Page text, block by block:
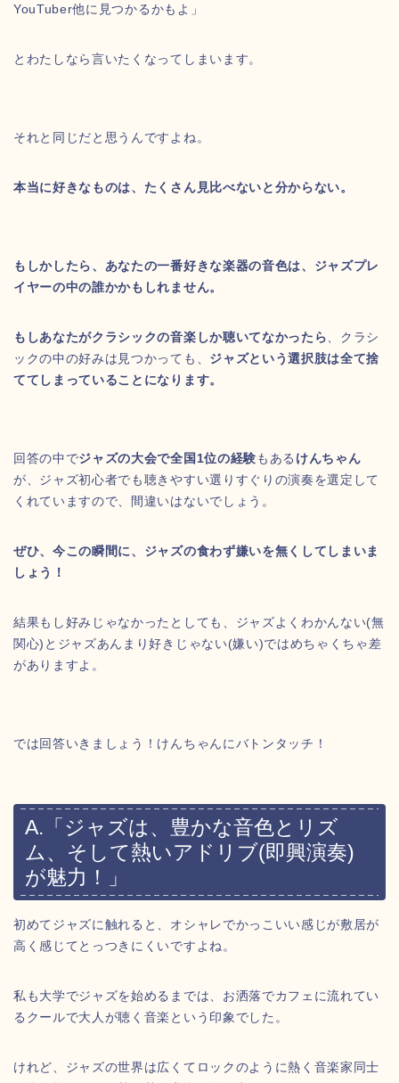
YouTuber他に見つかるかもよ」
とわたしなら言いたくなってしまいます。
それと同じだと思うんですよね。
本当に好きなものは、たくさん見比べないと分からない。
もしかしたら、あなたの一番好きな楽器の音色は、ジャズプレ
イヤーの中の誰かかもしれません。
もしあなたがクラシックの音楽しか聴いてなかったら、クラシ
ックの中の好みは見つかっても、 ジャズという選択肢は全て捨
ててしまっていることになります。
回答の中でジャズの大会で全国1位の経験 もある けんちゃん
が、ジャズ初心者でも聴きやすい選りすぐりの演奏を選定して
くれていますので、間違いはないでしょう。
ぜひ、今この瞬間に、ジャズの食わず嫌いを無くしてしまいま
しょう！
結果もし好みじゃなかったとしても、ジャズよくわかんない(無
関心)とジャズあんまり好きじゃない(嫌い)ではめちゃくちゃ差
がありますよ。
では回答いきましょう！けんちゃんにバトンタッチ！
A.「ジャズは、豊かな音色とリズ
ム、そして熱いアドリブ(即興演奏)
が魅力！」
初めてジャズに触れると、オシャレでかっこいい感じが敷居が
高く感じてとっつきにくいですよね。
私も大学でジャズを始めるまでは、お洒落でカフェに流れてい
るクールで大人が聴く音楽という印象でした。
けれど、ジャズの世界は広くてロックのように熱く音楽家同士